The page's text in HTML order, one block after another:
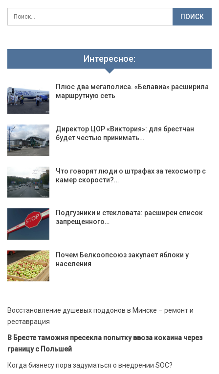
Интересное:
Плюс два мегаполиса. «Белавиа» расширила
маршрутную сеть
Директор ЦОР «Виктория»: для брестчан
будет честью принимать…
Что говорят люди о штрафах за техосмотр с
камер скорости?…
Подгузники и стекловата: расширен список
запрещенного…
Почем Белкоопсоюз закупает яблоки у
населения
Восстановление душевых поддонов в Минске – ремонт и
реставрация
В Бресте таможня пресекла попытку ввоза кокаина через
границу с Польшей
Когда бизнесу пора задуматься о внедрении SOC?